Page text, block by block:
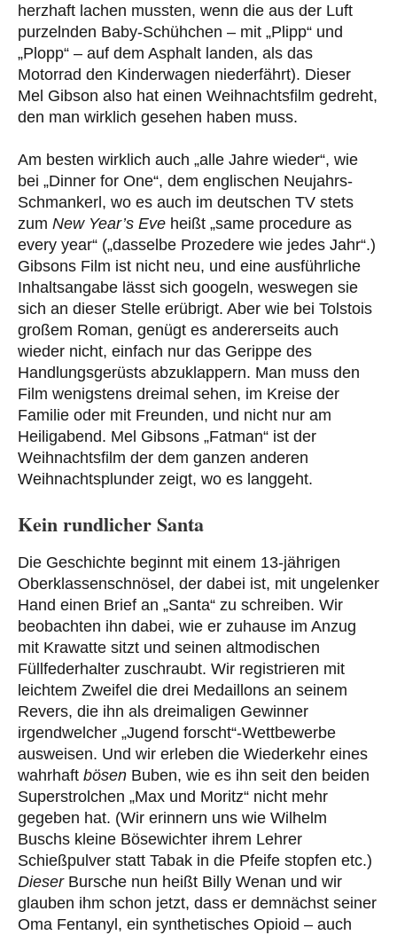
herzhaft lachen mussten, wenn die aus der Luft
purzelnden Baby-Schühchen – mit „Plipp“ und
„Plopp“ – auf dem Asphalt landen, als das
Motorrad den Kinderwagen niederfährt). Dieser
Mel Gibson also hat einen Weihnachtsfilm gedreht,
den man wirklich gesehen haben muss.
Am besten wirklich auch „alle Jahre wieder“, wie
bei „Dinner for One“, dem englischen Neujahrs-
Schmankerl, wo es auch im deutschen TV stets
zum New Year’s Eve heißt „same procedure as
every year“ („dasselbe Prozedere wie jedes Jahr“.)
Gibsons Film ist nicht neu, und eine ausführliche
Inhaltsangabe lässt sich googeln, weswegen sie
sich an dieser Stelle erübrigt. Aber wie bei Tolstois
großem Roman, genügt es andererseits auch
wieder nicht, einfach nur das Gerippe des
Handlungsgerüsts abzuklappern. Man muss den
Film wenigstens dreimal sehen, im Kreise der
Familie oder mit Freunden, und nicht nur am
Heiligabend. Mel Gibsons „Fatman“ ist der
Weihnachtsfilm der dem ganzen anderen
Weihnachtsplunder zeigt, wo es langgeht.
Kein rundlicher Santa
Die Geschichte beginnt mit einem 13-jährigen
Oberklassenschnösel, der dabei ist, mit ungelenker
Hand einen Brief an „Santa“ zu schreiben. Wir
beobachten ihn dabei, wie er zuhause im Anzug
mit Krawatte sitzt und seinen altmodischen
Füllfederhalter zuschraubt. Wir registrieren mit
leichtem Zweifel die drei Medaillons an seinem
Revers, die ihn als dreimaligen Gewinner
irgendwelcher „Jugend forscht“-Wettbewerbe
ausweisen. Und wir erleben die Wiederkehr eines
wahrhaft bösen Buben, wie es ihn seit den beiden
Superstrolchen „Max und Moritz“ nicht mehr
gegeben hat. (Wir erinnern uns wie Wilhelm
Buschs kleine Bösewichter ihrem Lehrer
Schießpulver statt Tabak in die Pfeife stopfen etc.)
DieserBursche nun heißt Billy Wenan und wir
glauben ihm schon jetzt, dass er demnächst seiner
Oma Fentanyl, ein synthetisches Opioid – auch